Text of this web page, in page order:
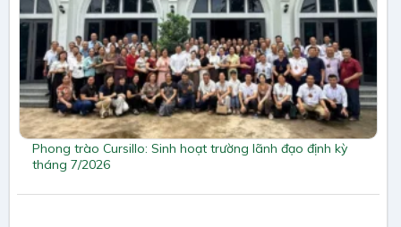
Phong trào Cursillo: Sinh hoạt trường lãnh đạo định kỳ
tháng 7/2026